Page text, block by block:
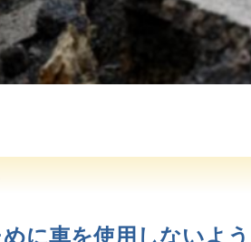
に車を使用しないよ